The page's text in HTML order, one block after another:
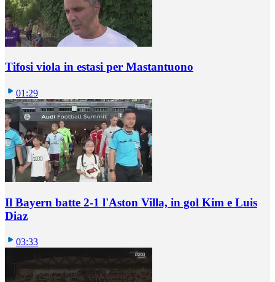
Tifosi viola in estasi per Mastantuono
01:29
Il Bayern batte 2-1 l'Aston Villa, in gol Kim e Luis
Diaz
03:33